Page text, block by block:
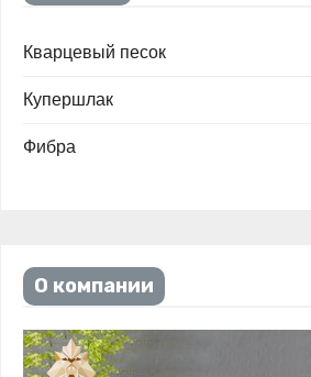
Кварцевый песок
Купершлак
Фибра
О компании